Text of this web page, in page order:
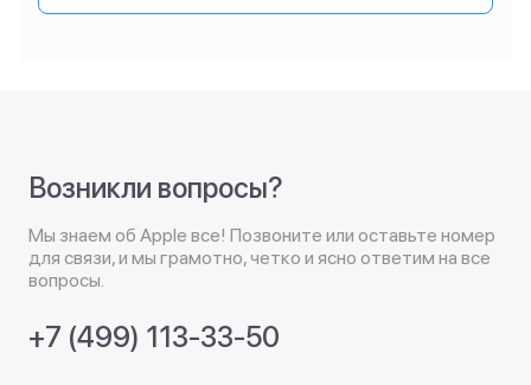
Возникли вопросы?
Мы знаем об Apple все! Позвоните или оставьте номер
для связи, и мы грамотно, четко и ясно ответим на все
вопросы.
+7 (499) 113-33-50